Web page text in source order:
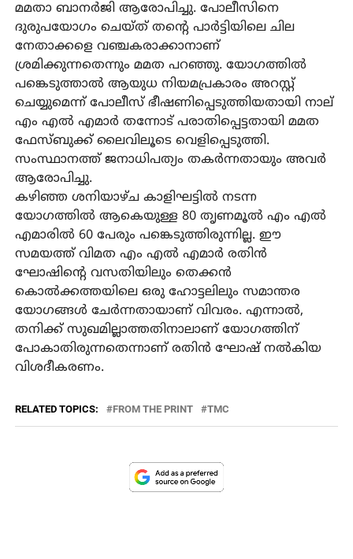
മമതാ ബാനർജി ആരോപിച്ചു. പോലീസിനെ
ദുരുപയോഗം ചെയ്ത് തന്റെ പാര്‍ട്ടിയിലെ ചില
നേതാക്കളെ വഞ്ചകരാക്കാനാണ്
ശ്രമിക്കുന്നതെന്നും മമത പറഞ്ഞു. യോഗത്തില്‍
പങ്കെടുത്താല്‍ ആയുധ നിയമപ്രകാരം അറസ്റ്റ്
ചെയ്യുമെന്ന് പോലീസ് ഭീഷണിപ്പെടുത്തിയതായി നാല്
എം എല്‍ എമാര്‍ തന്നോട് പരാതിപ്പെട്ടതായി മമത
ഫേസ്ബുക്ക് ലൈവിലൂടെ വെളിപ്പെടുത്തി.
സംസ്ഥാനത്ത് ജനാധിപത്യം തകര്‍ന്നതായും അവര്‍
ആരോപിച്ചു.
കഴിഞ്ഞ ശനിയാഴ്ച കാളിഘട്ടില്‍ നടന്ന
യോഗത്തില്‍ ആകെയുള്ള 80 തൃണമൂല്‍ എം എല്‍
എമാരില്‍ 60 പേരും പങ്കെടുത്തിരുന്നില്ല. ഈ
സമയത്ത് വിമത എം എല്‍ എമാര്‍ രതിന്‍
ഘോഷിന്റെ വസതിയിലും തെക്കന്‍
കൊല്‍ക്കത്തയിലെ ഒരു ഹോട്ടലിലും സമാന്തര
യോഗങ്ങള്‍ ചേര്‍ന്നതായാണ് വിവരം. എന്നാല്‍,
തനിക്ക് സുഖമില്ലാത്തതിനാലാണ് യോഗത്തിന്
പോകാതിരുന്നതെന്നാണ് രതിന്‍ ഘോഷ് നല്‍കിയ
വിശദീകരണം.
RELATED TOPICS: FROM THE PRINT TMC